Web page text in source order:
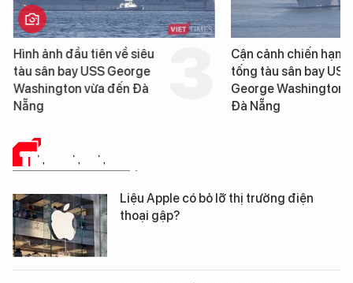
Hình ảnh đầu tiên về siêu
tàu sân bay USS George
Washington vừa đến Đà
Nẵng
Cận cảnh chiến hạm
tống tàu sân bay USS
George Washington
Đà Nẵng
TIN CÔNG NGHỆ
Liệu Apple có bỏ lỡ thị trường điện
thoại gập?